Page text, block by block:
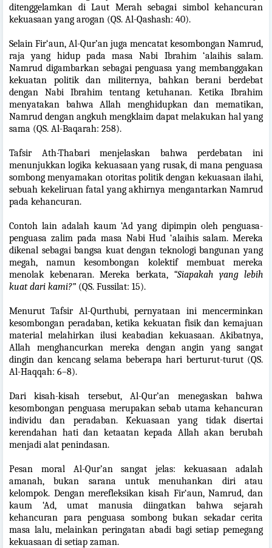
ditenggelamkan di Laut Merah sebagai simbol kehancuran
kekuasaan yang arogan (QS. Al-Qashash: 40).
Selain Fir‘aun, Al-Qur’an juga mencatat kesombongan Namrud,
raja yang hidup pada masa Nabi Ibrahim ‘alaihis salam.
Namrud digambarkan sebagai penguasa yang membanggakan
kekuatan politik dan militernya, bahkan berani berdebat
dengan Nabi Ibrahim tentang ketuhanan. Ketika Ibrahim
menyatakan bahwa Allah menghidupkan dan mematikan,
Namrud dengan angkuh mengklaim dapat melakukan hal yang
sama (QS. Al-Baqarah: 258).
Tafsir Ath-Thabari menjelaskan bahwa perdebatan ini
menunjukkan logika kekuasaan yang rusak, di mana penguasa
sombong menyamakan otoritas politik dengan kekuasaan ilahi,
sebuah kekeliruan fatal yang akhirnya mengantarkan Namrud
pada kehancuran.
Contoh lain adalah kaum ‘Ad yang dipimpin oleh penguasa-
penguasa zalim pada masa Nabi Hud ‘alaihis salam. Mereka
dikenal sebagai bangsa kuat dengan teknologi bangunan yang
megah, namun kesombongan kolektif membuat mereka
menolak kebenaran. Mereka berkata, “Siapakah yang lebih
kuat dari kami?” (QS. Fussilat: 15).
Menurut Tafsir Al-Qurthubi, pernyataan ini mencerminkan
kesombongan peradaban, ketika kekuatan fisik dan kemajuan
material melahirkan ilusi keabadian kekuasaan. Akibatnya,
Allah menghancurkan mereka dengan angin yang sangat
dingin dan kencang selama beberapa hari berturut-turut (QS.
Al-Haqqah: 6–8).
Dari kisah-kisah tersebut, Al-Qur’an menegaskan bahwa
kesombongan penguasa merupakan sebab utama kehancuran
individu dan peradaban. Kekuasaan yang tidak disertai
kerendahan hati dan ketaatan kepada Allah akan berubah
menjadi alat penindasan.
Pesan moral Al-Qur’an sangat jelas: kekuasaan adalah
amanah, bukan sarana untuk menuhankan diri atau
kelompok. Dengan merefleksikan kisah Fir‘aun, Namrud, dan
kaum ‘Ad, umat manusia diingatkan bahwa sejarah
kehancuran para penguasa sombong bukan sekadar cerita
masa lalu, melainkan peringatan abadi bagi setiap pemegang
kekuasaan di setiap zaman.